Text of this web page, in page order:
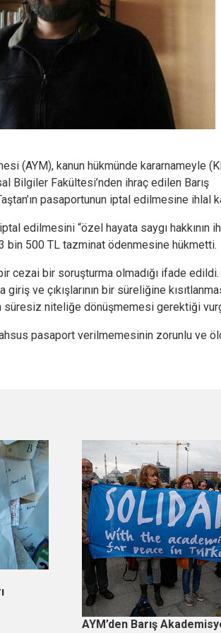
(AYM), kanun hükmünde kararnameyle
Bilgiler Fakültesi’nden ihraç edilen Barış
pasaportunun iptal edilmesine ihlal
edilmesini “özel hayata saygı hakkının
bin 500 TL tazminat ödenmesine hükmetti.
cezai bir soruşturma olmadığı ifade
ve çıkışlarının bir süreliğine
süresiz niteliğe dönüşmemesi gerektiği
pasaport verilmemesinin zorunlu ve
AYM’den Barış